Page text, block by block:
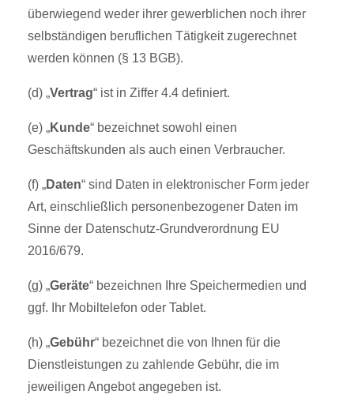
überwiegend weder ihrer gewerblichen noch ihrer
selbständigen beruflichen Tätigkeit zugerechnet
werden können (§ 13 BGB).
(d) „Vertrag“ ist in Ziffer 4.4 definiert.
(e) „Kunde“ bezeichnet sowohl einen
Geschäftskunden als auch einen Verbraucher.
(f) „Daten“ sind Daten in elektronischer Form jeder
Art, einschließlich personenbezogener Daten im
Sinne der Datenschutz-Grundverordnung EU
2016/679.
(g) „Geräte“ bezeichnen Ihre Speichermedien und
ggf. Ihr Mobiltelefon oder Tablet.
(h) „Gebühr“ bezeichnet die von Ihnen für die
Dienstleistungen zu zahlende Gebühr, die im
jeweiligen Angebot angegeben ist.